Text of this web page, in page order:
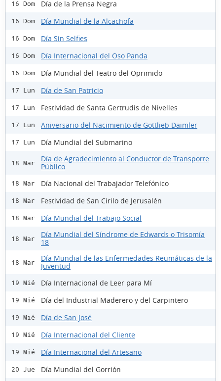
16 Dom Día de la Prensa Negra
16 Dom Día Mundial de la Alcachofa
16 Dom Día Sin Selfies
16 Dom Día Internacional del Oso Panda
16 Dom Día Mundial del Teatro del Oprimido
17 Lun Día de San Patricio
17 Lun Festividad de Santa Gertrudis de Nivelles
17 Lun Aniversario del Nacimiento de Gottlieb Daimler
17 Lun Día Mundial del Submarino
18 Mar
Día de Agradecimiento al Conductor de Transporte
Público
18 Mar Día Nacional del Trabajador Telefónico
18 Mar Festividad de San Cirilo de Jerusalén
18 Mar Día Mundial del Trabajo Social
18 Mar
Día Mundial del Síndrome de Edwards o Trisomía
18
18 Mar
Día Mundial de las Enfermedades Reumáticas de la
Juventud
19 Mié Día Internacional de Leer para Mí
19 Mié Día del Industrial Maderero y del Carpintero
19 Mié Día de San José
19 Mié Día Internacional del Cliente
19 Mié Día Internacional del Artesano
20 Jue Día Mundial del Gorrión